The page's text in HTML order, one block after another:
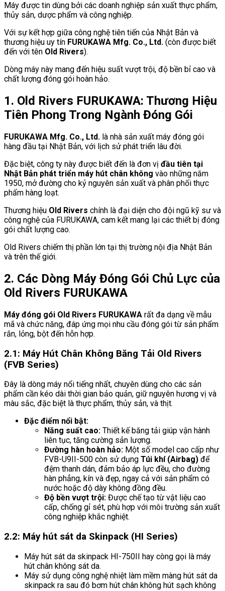
Máy được tin dùng bởi các doanh nghiệp sản xuất thực phẩm,
thủy sản, dược phẩm và công nghiệp.
Với sự kết hợp giữa công nghệ tiên tiến của Nhật Bản và
thương hiệu uy tín FURUKAWA Mfg. Co., Ltd. (còn được biết
đến với tên Old Rivers).
Dòng máy này mang đến hiệu suất vượt trội, độ bền bỉ cao và
chất lượng đóng gói hoàn hảo.
1. Old Rivers FURUKAWA: Thương Hiệu
Tiên Phong Trong Ngành Đóng Gói
FURUKAWA Mfg. Co., Ltd. là nhà sản xuất máy đóng gói
hàng đầu tại Nhật Bản, với lịch sử phát triển lâu đời.
Đặc biệt, công ty này được biết đến là đơn vị đầu tiên tại
Nhật Bản phát triển máy hút chân không vào những năm
1950, mở đường cho kỷ nguyên sản xuất và phân phối thực
phẩm hàng loạt.
Thương hiệu Old Rivers chính là đại diện cho đội ngũ kỹ sư và
công nghệ của FURUKAWA, cam kết mang lại các thiết bị đóng
gói chất lượng cao.
Old Rivers chiếm thị phần lớn tại thị trường nội địa Nhật Bản
và trên thế giới.
2. Các Dòng Máy Đóng Gói Chủ Lực của
Old Rivers FURUKAWA
Máy đóng gói Old Rivers FURUKAWA rất đa dạng về mẫu
mã và chức năng, đáp ứng mọi nhu cầu đóng gói từ sản phẩm
rắn, lỏng, bột đến hỗn hợp.
2.1: Máy Hút Chân Không Băng Tải Old Rivers
(FVB Series)
Đây là dòng máy nổi tiếng nhất, chuyên dùng cho các sản
phẩm cần kéo dài thời gian bảo quản, giữ nguyên hương vị và
màu sắc, đặc biệt là thực phẩm, thủy sản, và thịt.
Đặc điểm nổi bật:
Năng suất cao: Thiết kế băng tải giúp vận hành
liên tục, tăng cường sản lượng.
Đường hàn hoàn hảo: Một số model cao cấp như
FVB-U9II-500 còn sử dụng Túi khí (Airbag) để
đệm thanh dán, đảm bảo áp lực đều, cho đường
hàn phẳng, kín và đẹp, ngay cả với sản phẩm có
nước hoặc độ dày không đồng đều.
Độ bền vượt trội: Được chế tạo từ vật liệu cao
cấp, chống gỉ sét, phù hợp với môi trường sản xuất
công nghiệp khắc nghiệt.
2.2: Máy hút sát da Skinpack (HI Series)
Máy hút sát da skinpack HI-750II hay còng gọi là máy
hút chân không sát da.
Máy sử dụng công nghệ nhiệt làm mềm màng hút sát da
skinpack ra sau đó bơm hút chân không hút sạch không